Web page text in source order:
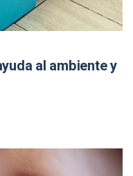
al ambiente y